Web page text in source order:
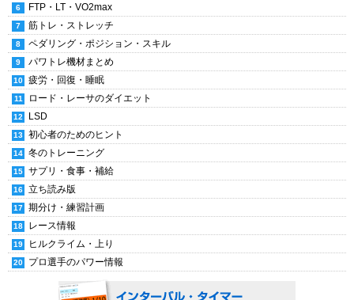
FTP・LT・VO2max
筋トレ・ストレッチ
ペダリング・ポジション・スキル
パワトレ機材まとめ
疲労・回復・睡眠
ロード・レーサのダイエット
LSD
初心者のためのヒント
冬のトレーニング
サプリ・食事・補給
立ち読み版
期分け・練習計画
レース情報
ヒルクライム・上り
プロ選手のパワー情報